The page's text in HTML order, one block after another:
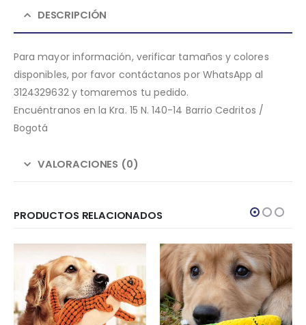
DESCRIPCIÓN
Para mayor información, verificar tamaños y colores
disponibles, por favor contáctanos por WhatsApp al
3124329632 y tomaremos tu pedido.
Encuéntranos en la Kra. 15 N. 140-14 Barrio Cedritos /
Bogotá
VALORACIONES (0)
PRODUCTOS RELACIONADOS